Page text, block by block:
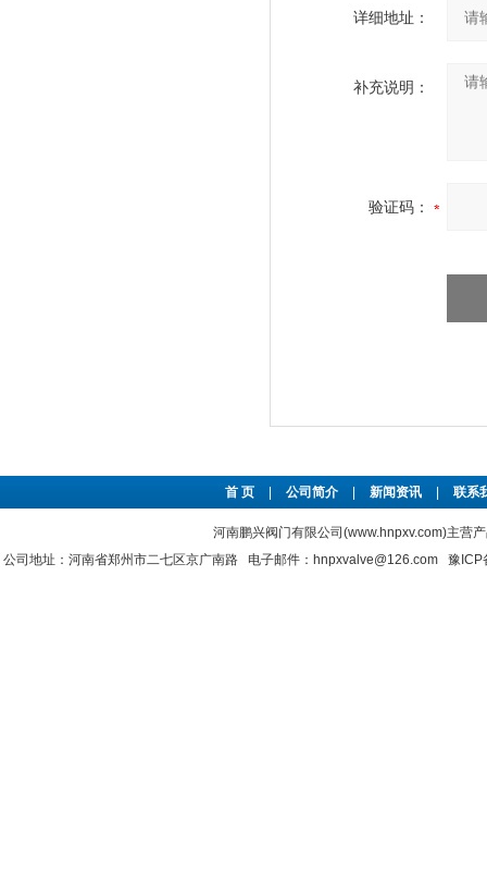
详细地址：
补充说明：
验证码：
首 页 公司简介 新闻资讯 联系
河南鹏兴阀门有限公司(www.hnpxv.com)主营
公司地址：河南省郑州市二七区京广南路 电子邮件：hnpxvalve@126.com 豫ICP